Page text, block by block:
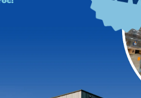
pour l'Europe du Sud,
CO2 en 100 millions de tonnes,
nous réduirons également
en la culture collaborative,
chez CHEP,